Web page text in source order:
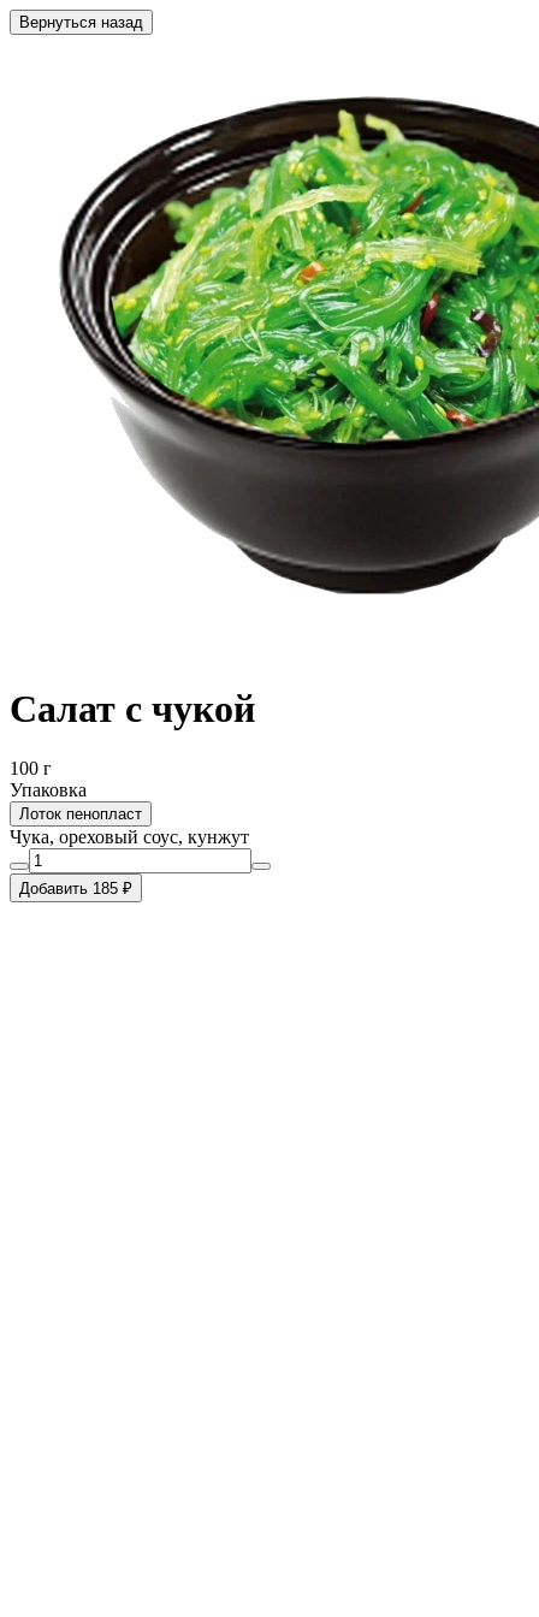
Вернуться назад
Салат с чукой
100 г
Упаковка
Лоток пенопласт
Чука, ореховый соус, кунжут
Добавить 185 ₽